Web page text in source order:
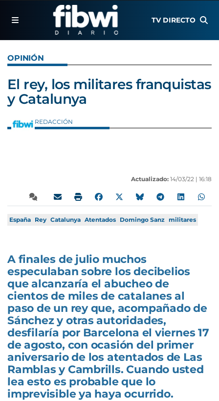
TV DIRECTO
OPINIÓN
El rey, los militares franquistas
y Catalunya
REDACCIÓN
Actualizado: 14/03/22 | 16:18
España Rey Catalunya Atentados Domingo Sanz militares
A finales de julio muchos
especulaban sobre los decibelios
que alcanzaría el abucheo de
cientos de miles de catalanes al
paso de un rey que, acompañado de
Sánchez y otras autoridades,
desfilaría por Barcelona el viernes 17
de agosto, con ocasión del primer
aniversario de los atentados de Las
Ramblas y Cambrills. Cuando usted
lea esto es probable que lo
imprevisible ya haya ocurrido.